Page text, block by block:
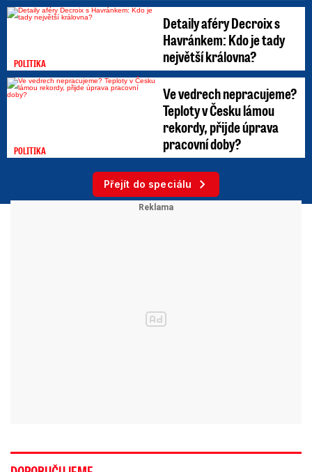
POLITIKA
Detaily aféry Decroix s
Havránkem: Kdo je tady
největší královna?
POLITIKA
Ve vedrech nepracujeme?
Teploty v Česku lámou
rekordy, přijde úprava
pracovní doby?
Přejít do speciálu